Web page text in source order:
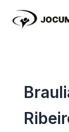
para